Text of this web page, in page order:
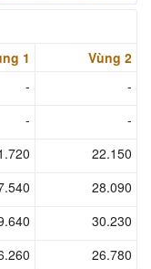
1
Vùng 2
-
-
-
-
22.150
28.090
30.230
26.780